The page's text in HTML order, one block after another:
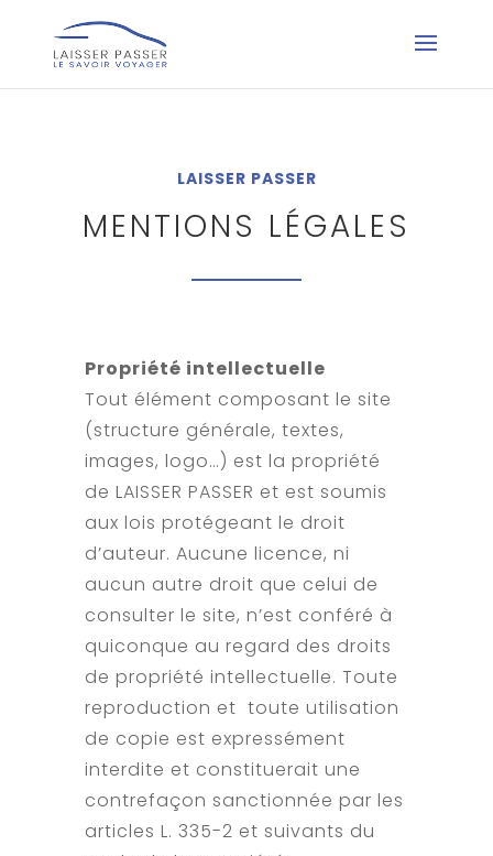
LAISSER PASSER
MENTIONS LÉGALES
Propriété intellectuelle
Tout élément composant le site
(structure générale, textes,
images, logo…) est la propriété
de LAISSER PASSER et est soumis
aux lois protégeant le droit
d’auteur. Aucune licence, ni
aucun autre droit que celui de
consulter le site, n’est conféré à
quiconque au regard des droits
de propriété intellectuelle. Toute
reproduction et toute utilisation
de copie est expressément
interdite et constituerait une
contrefaçon sanctionnée par les
articles L. 335-2 et suivants du